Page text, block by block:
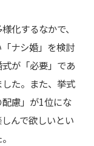
化するなかで、
ナシ婚」を検討
が「必要」であ
た。また、挙式
慮」が1位にな
んで欲しいとい